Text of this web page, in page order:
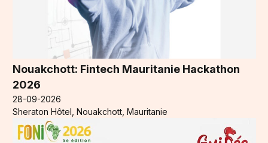
Nouakchott: Fintech Mauritanie Hackathon
2026
28-09-2026
Sheraton Hôtel, Nouakchott, Mauritanie